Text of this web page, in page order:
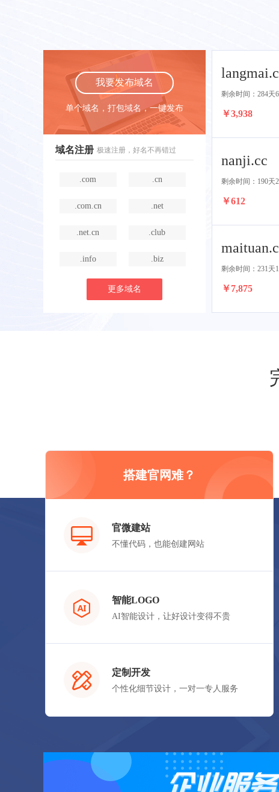
我要发布域名
单个域名，打包域名，一键发布
域名注册 极速注册，好名不再错过
.com .cn
.com.cn .net
.net.cn .club
.info .biz
更多域名
剩余时间：284天
￥3,938
nanji.cc
剩余时间：190天
￥612
剩余时间：231天
￥7,875
搭建官网难？
官微建站
不懂代码，也能创建网站
智能LOGO
AI智能设计，让好设计变得不贵
定制开发
个性化细节设计，一对一专人服务